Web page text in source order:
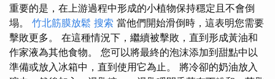
重要的是，在上游過程中形成的小植物保持穩定且不會倒
塌。 竹北筋膜放鬆 搜索 當他們開始滑倒時，這表明您需要
擊敗更多。 在這種情況下，繼續被擊敗，直到形成黃油和
作家液為其他食物。 您可以將最終的泡沫添加到甜點中以
準備或放入冰箱中，直到使用它為止。 將冷卻的奶油放入